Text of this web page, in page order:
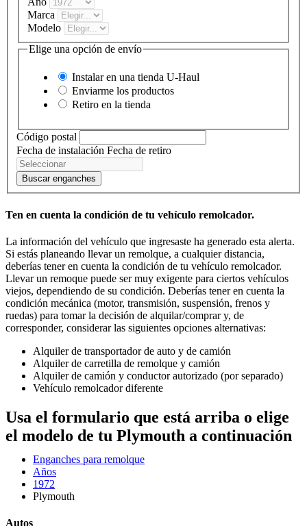
Marca
Modelo
Elige una opción de envío
Instalar en una tienda U-Haul
Enviarme los productos
Retiro en la tienda
Código postal
Fecha de instalación Fecha de retiro
Buscar enganches
Ten en cuenta la condición de tu vehículo remolcador.
La información del vehículo que ingresaste ha generado esta alerta.
Si estás planeando llevar un remolque, a cualquier distancia,
deberías tener en cuenta la condición de tu vehículo remolcador.
Llevar un remoque puede ser muy exigente para ciertos vehículos
viejos, dependiendo de su condición. Deberías tener en cuenta la
condición mecánica (motor, transmisión, suspensión, frenos y
ruedas) para tomar la decisión de alquilar/comprar y, de
corresponder, considerar las siguientes opciones alternativas:
Alquiler de transportador de auto y de camión
Alquiler de carretilla de remolque y camión
Alquiler de camión y conductor autorizado (por separado)
Vehículo remolcador diferente
Usa el formulario que está arriba o elige
el modelo de tu Plymouth a continuación
Enganches para remolque
Años
1972
Plymouth
Autos